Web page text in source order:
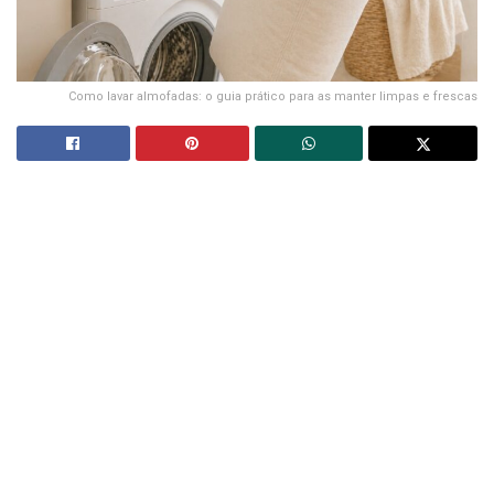
Como lavar almofadas: o guia prático para as manter limpas e frescas